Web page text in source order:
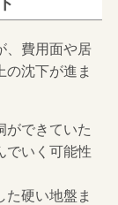
、費用面や居
の沈下が進ま
ができていた
でいく可能性
た硬い地盤ま